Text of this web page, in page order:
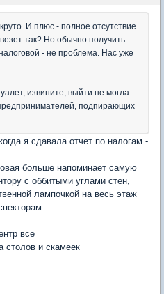
И плюс - полное отсутствие
так? Но обычно получить
- не проблема. Нас уже
извините, выйти не могла -
подпирающих
я сдавала отчет по налогам -
больше напоминает самую
с оббитыми углами стен,
лампочкой на весь этаж
все
столов и скамеек